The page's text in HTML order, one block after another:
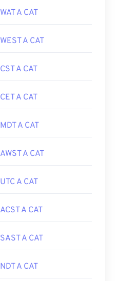
WAT A CAT
WEST A CAT
CST A CAT
CET A CAT
MDT A CAT
AWST A CAT
UTC A CAT
ACST A CAT
SAST A CAT
NDT A CAT